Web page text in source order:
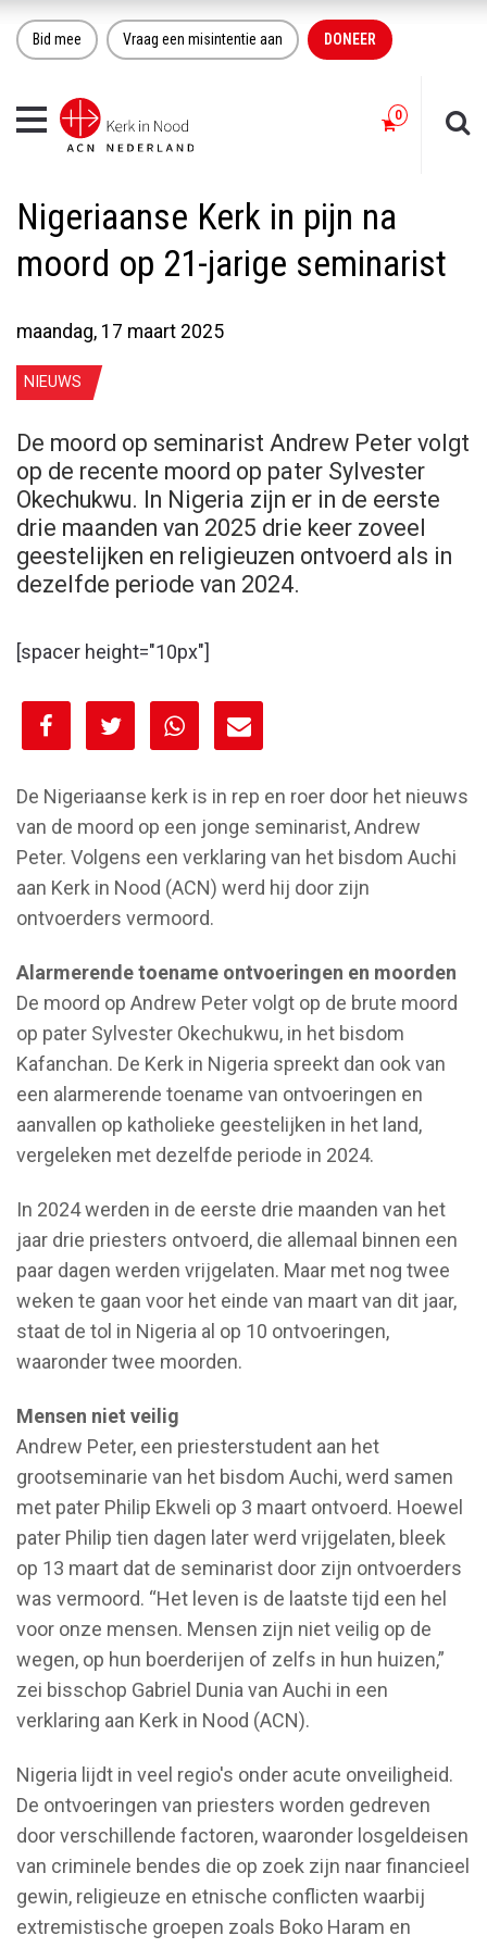
Bid mee Vraag een misintentie aan DONEER
Toggle
navigation
Nigeriaanse Kerk in pijn na
moord op 21-jarige seminarist
maandag, 17 maart 2025
NIEUWS
De moord op seminarist Andrew Peter volgt
op de recente moord op pater Sylvester
Okechukwu. In Nigeria zijn er in de eerste
drie maanden van 2025 drie keer zoveel
geestelijken en religieuzen ontvoerd als in
dezelfde periode van 2024.
[spacer height="10px"]
[spacer height="10px"]
De Nigeriaanse kerk is in rep en roer door het nieuws
van de moord op een jonge seminarist, Andrew
Peter. Volgens een verklaring van het bisdom Auchi
aan Kerk in Nood (ACN) werd hij door zijn
ontvoerders vermoord.
Alarmerende toename ontvoeringen en moorden
De moord op Andrew Peter volgt op de brute moord
op pater Sylvester Okechukwu, in het bisdom
Kafanchan. De Kerk in Nigeria spreekt dan ook van
een alarmerende toename van ontvoeringen en
aanvallen op katholieke geestelijken in het land,
vergeleken met dezelfde periode in 2024.
In 2024 werden in de eerste drie maanden van het
jaar drie priesters ontvoerd, die allemaal binnen een
paar dagen werden vrijgelaten. Maar met nog twee
weken te gaan voor het einde van maart van dit jaar,
staat de tol in Nigeria al op 10 ontvoeringen,
waaronder twee moorden.
Mensen niet veilig
Andrew Peter, een priesterstudent aan het
grootseminarie van het bisdom Auchi, werd samen
met pater Philip Ekweli op 3 maart ontvoerd. Hoewel
pater Philip tien dagen later werd vrijgelaten, bleek
op 13 maart dat de seminarist door zijn ontvoerders
was vermoord. “Het leven is de laatste tijd een hel
voor onze mensen. Mensen zijn niet veilig op de
wegen, op hun boerderijen of zelfs in hun huizen,”
zei bisschop Gabriel Dunia van Auchi in een
verklaring aan Kerk in Nood (ACN).
Nigeria lijdt in veel regio's onder acute onveiligheid.
De ontvoeringen van priesters worden gedreven
door verschillende factoren, waaronder losgeldeisen
van criminele bendes die op zoek zijn naar financieel
gewin, religieuze en etnische conflicten waarbij
extremistische groepen zoals Boko Haram en